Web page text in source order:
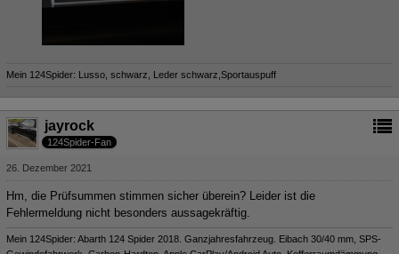
Mein 124Spider: Lusso, schwarz, Leder schwarz,Sportauspuff
jayrock
124Spider-Fan
26. Dezember 2021
Hm, die Prüfsummen stimmen sicher überein? Leider ist die
Fehlermeldung nicht besonders aussagekräftig.
Mein 124Spider: Abarth 124 Spider 2018. Ganzjahresfahrzeug. Eibach 30/40 mm, SPS-